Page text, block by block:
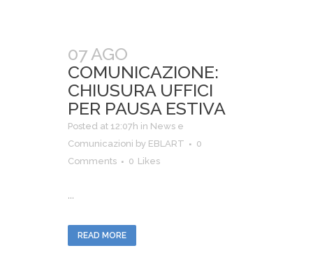
07 AGO
COMUNICAZIONE:
CHIUSURA UFFICI
PER PAUSA ESTIVA
Posted at 12:07h in News e
Comunicazioni by EBLART
0
Comments
0 Likes
...
READ MORE